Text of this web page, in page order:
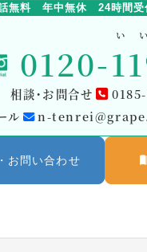
無料 年中無休 24時間受
0120-
い
相談・お問合せ
ル
n-
お問い合わせ